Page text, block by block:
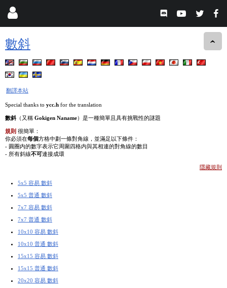
數斜
翻譯本站
Special thanks to ycc.h for the translation
數斜 （又稱 Gokigen Naname）是一種簡單且具有挑戰性的謎題
規則 很簡單：
你必須在每個方格中劃一條對角線，並滿足以下條件：
- 圓圈内的數字表示它周圍四格内與其相連的對角線的數目
- 所有斜線不可連接成環
隱藏規則
5x5 容易 數斜
5x5 普通 數斜
7x7 容易 數斜
7x7 普通 數斜
10x10 容易 數斜
10x10 普通 數斜
15x15 容易 數斜
15x15 普通 數斜
20x20 容易 數斜